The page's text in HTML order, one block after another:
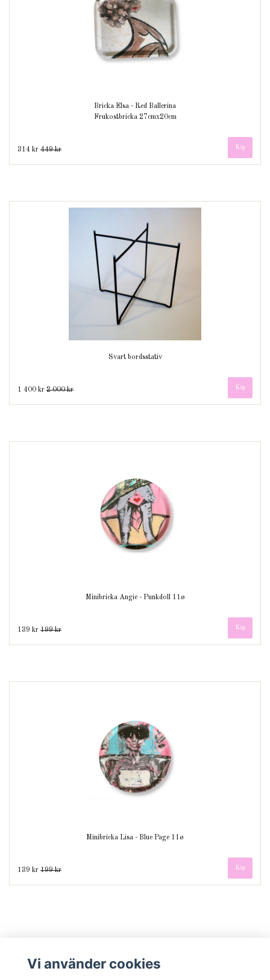
Bricka Elsa - Red Ballerina
Frukostbricka 27cmx20cm
314 kr 449 kr
Svart bordsstativ
1 400 kr 2 000 kr
Minibricka Angie - Punkdoll 11ø
139 kr 199 kr
Minibricka Lisa - Blue Page 11ø
139 kr 199 kr
Vi använder cookies